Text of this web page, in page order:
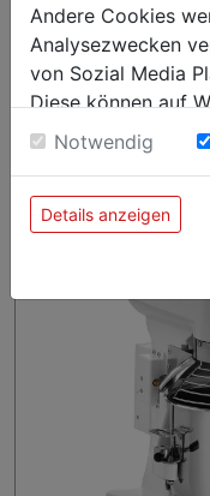
produziert bis zu 3 kg
Rührschüssel mit 10
mitgelieferten
Sahne, Cremes und
Andere Cookies
Analysezwecken
von Sozial Media
Diese können auf
sie unsere
Einwilligung zu
Notwendig
Details anzeigen